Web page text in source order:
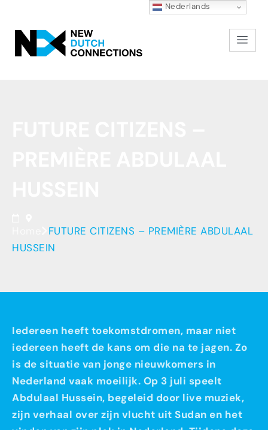
FUTURE CITIZENS – PREMIÈRE ABDULAAL
HUSSEIN
Iedereen heeft toekomstdromen, maar niet
iedereen heeft de kans om die na te jagen. Zo
is de situatie van jonge nieuwkomers in
Nederland vaak moeilijk. Op 3 juli speelt
Abdulaal Hussein, begeleid door live muziek,
zijn verhaal over zijn vlucht uit Sudan en het
Nederlands